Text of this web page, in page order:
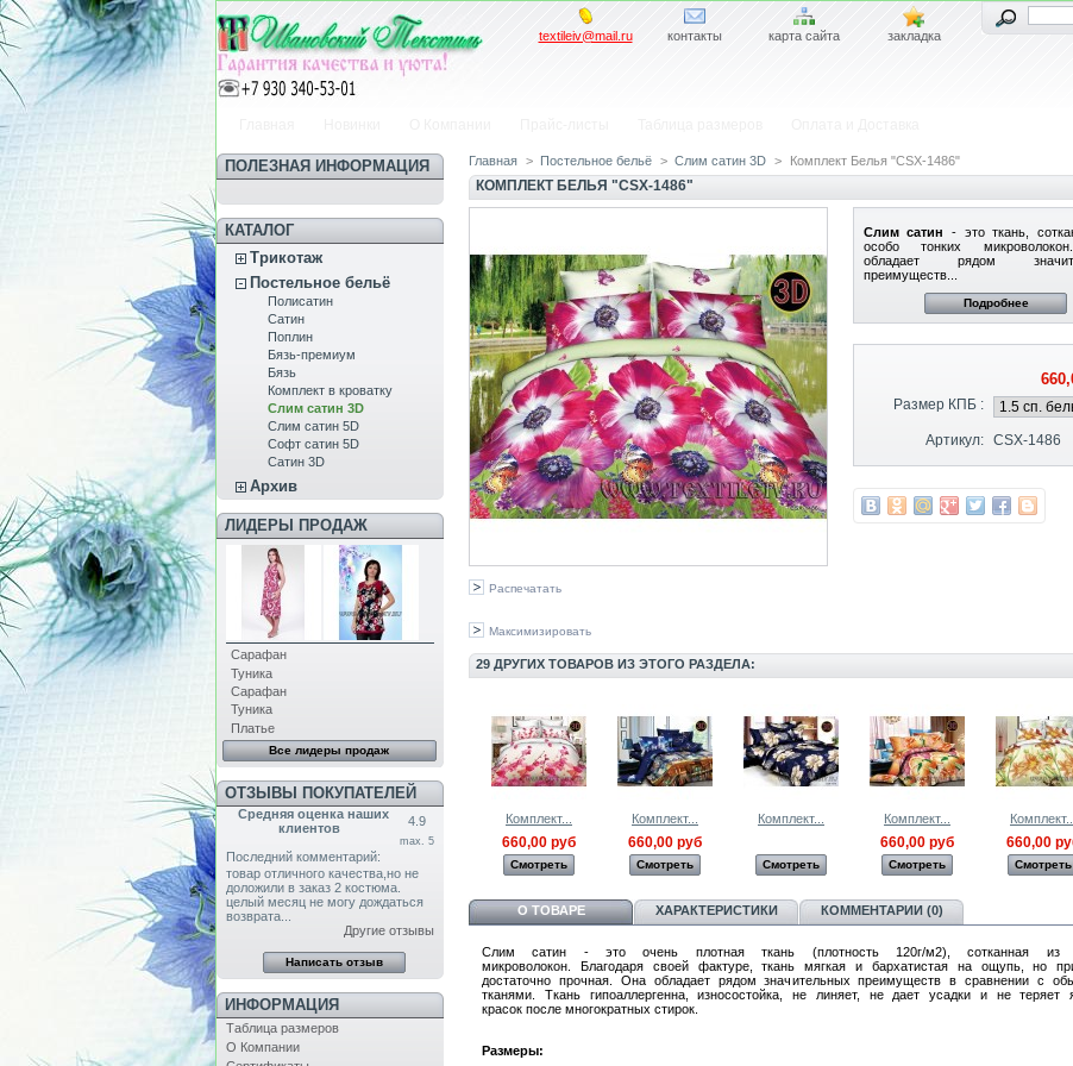
textileiv@mail.ru контакты карта сайта
закладка
ПОЛЕЗНАЯ ИНФОРМАЦИЯ
КАТАЛОГ
Трикотаж
Постельное бельё
Полисатин
Сатин
Пoплин
Бязь-премиум
Бязь
Комплект в кроватку
Слим сатин 3D
Слим сатин 5D
Софт сатин 5D
Сатин 3D
Архив
ЛИДЕРЫ ПРОДАЖ
Сарафан
Туника
Сарафан
Туника
Платье
Все лидеры продаж
ОТЗЫВЫ ПОКУПАТЕЛЕЙ
Средняя оценка наших
клиентов
4.9
max. 5
Последний комментарий:
товар отличного качества,но не
доложили в заказ 2 костюма.
целый месяц не могу дождаться
возврата...
Другие отзывы
ИНФОРМАЦИЯ
Таблица размеров
О Компании
Главная > Постельное бельё > Слим сатин 3D > Комплект Белья "CSX-1486"
КОМПЛЕКТ БЕЛЬЯ "CSX-1486"
Распечатать
Максимизировать
Слим сатин
- это ткань,
особо тонких
обладает рядом
преимуществ...
Подробнее
Размер КПБ :
Артикул: CSX-1486
29 ДРУГИХ ТОВАРОВ ИЗ ЭТОГО РАЗДЕЛА:
Комплект...
660,00 руб
Смотреть
Комплект...
660,00 руб
Смотреть
Комплект...
Смотреть
Комплект...
660,00 руб
Смотреть
Комплект...
660,00
Смотреть
О ТОВАРЕ ХАРАКТЕРИСТИКИ КОММЕНТАРИИ (0)
Слимсатин - это очень плотная ткань (плотность 120г/м2), сотканная из
микроволокон. Благодаря своей фактуре, ткань мягкая и бархатистая на ощупь, но
достаточно прочная. Она обладает рядом значительных преимуществ в сравнении с
тканями. Ткань гипоаллергенна, износостойка, не линяет, не дает усадки и не теряет
красок после многократных стирок.
Размеры: